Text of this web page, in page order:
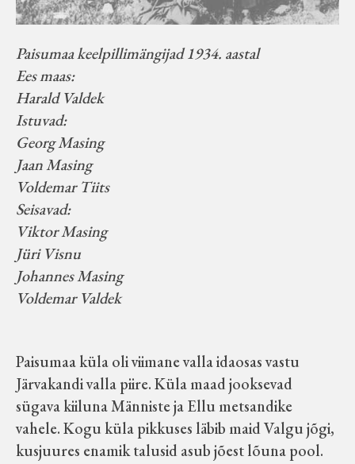
Paisumaa keelpillimängijad 1934. aastal
Ees maas:
Harald Valdek
Istuvad:
Georg Masing
Jaan Masing
Voldemar Tiits
Seisavad:
Viktor Masing
Jüri Visnu
Johannes Masing
Voldemar Valdek
Paisumaa küla oli viimane valla idaosas vastu
Järvakandi valla piire. Küla maad jooksevad
sügava kiiluna Männiste ja Ellu metsandike
vahele. Kogu küla pikkuses läbib maid Valgu jõgi,
kusjuures enamik talusid asub jõest lõuna pool.